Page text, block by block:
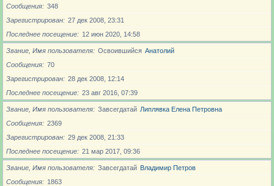
Сообщения
348
Зарегистрирован
27 дек 2008, 23:31
Последнее посещение
12 июн 2020, 14:58
Звание, Имя пользователя Освоившийся Анатолий
Сообщения
70
Зарегистрирован
28 дек 2008, 12:14
Последнее посещение
23 авг 2016, 07:39
Звание, Имя пользователя Завсегдатай Липлявка Елена Петровна
Сообщения
2369
Зарегистрирован
29 дек 2008, 21:33
Последнее посещение
21 мар 2017, 09:36
Звание, Имя пользователя Завсегдатай Владимир Петров
Сообщения
1863